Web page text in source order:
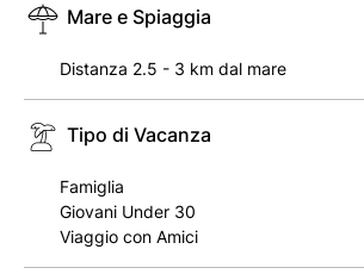
Mare e Spiaggia
Distanza 2.5 - 3 km dal mare
Tipo di Vacanza
Famiglia
Giovani Under 30
Viaggio con Amici